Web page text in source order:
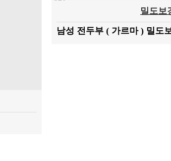
밀도보
남성 전두부 ( 가르마 ) 밀도